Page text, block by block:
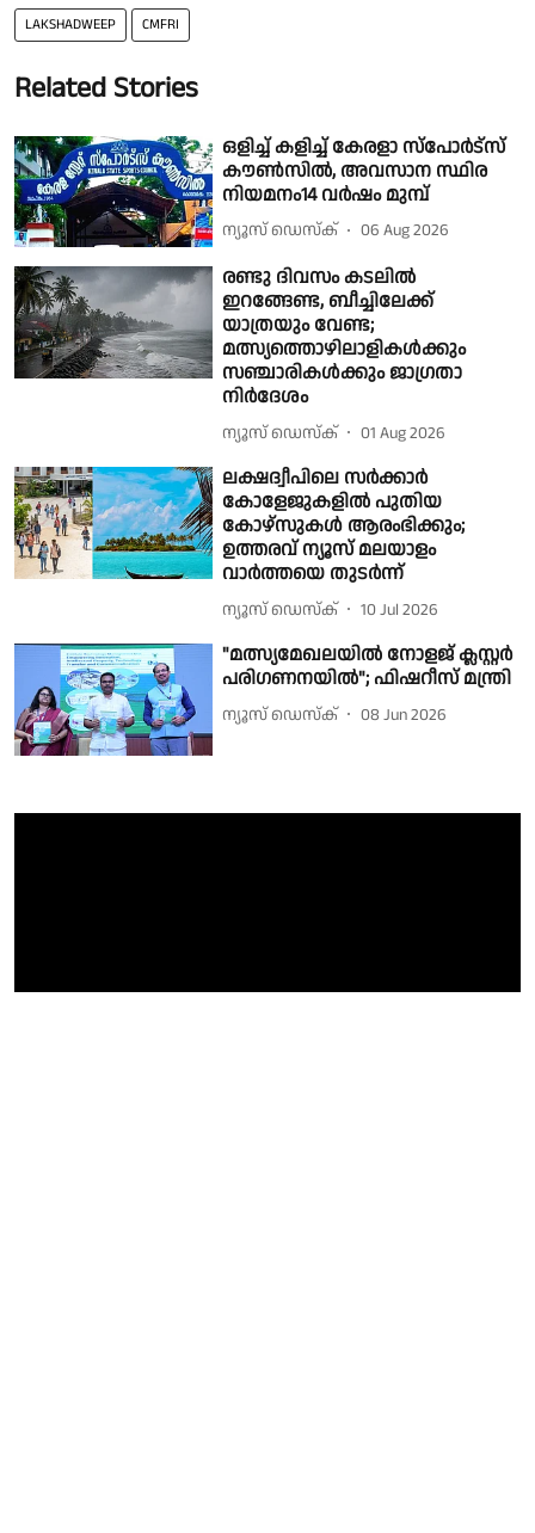
LAKSHADWEEP CMFRI
Related Stories
ഒളിച്ച് കളിച്ച് കേരളാ സ്പോർട്സ്
കൗൺസിൽ, അവസാന സ്ഥിര
നിയമനം14 വർഷം മുമ്പ്
ന്യൂസ് ഡെസ്ക് 06 Aug 2026
രണ്ടു ദിവസം കടലില്‍
ഇറങ്ങേണ്ട, ബീച്ചിലേക്ക്
യാത്രയും വേണ്ട;
മത്സ്യത്തൊഴിലാളികള്‍ക്കും
സഞ്ചാരികള്‍ക്കും ജാഗ്രതാ
നിർദേശം
ന്യൂസ് ഡെസ്ക് 01 Aug 2026
ലക്ഷദ്വീപിലെ സര്‍ക്കാര്‍
കോളേജുകളില്‍ പുതിയ
കോഴ്സുകള്‍ ആരംഭിക്കും;
ഉത്തരവ് ന്യൂസ് മലയാളം
വാര്‍ത്തയെ തുടര്‍ന്ന്
ന്യൂസ് ഡെസ്ക് 10 Jul 2026
"മത്സ്യമേഖലയിൽ നോളജ് ക്ലസ്റ്റർ
പരിഗണനയിൽ"; ഫിഷറീസ് മന്ത്രി
ന്യൂസ് ഡെസ്ക് 08 Jun 2026